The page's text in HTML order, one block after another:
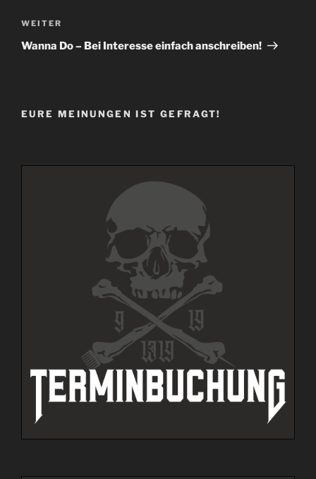
Nächster
Beitrag
WEITER
Wanna Do – Bei Interesse einfach anschreiben!
EURE MEINUNGEN IST GEFRAGT!